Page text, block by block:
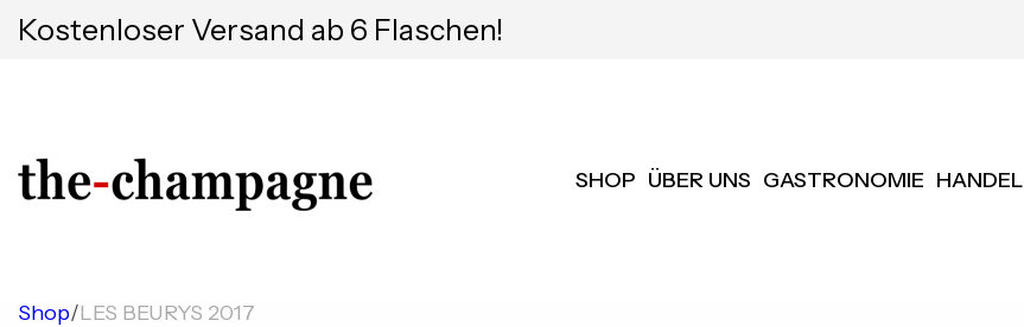
Kostenloser Versand ab 6 Flaschen!
SHOP ÜBER UNS GASTRONOMIE HANDEL
Shop/LES BEURYS 2017